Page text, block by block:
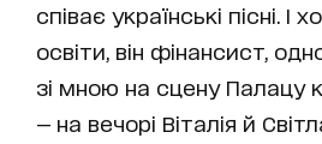
співає українські пісні. І
освіти, він фінансист,
зі мною на сцену Палацу
— на вечорі Віталія й